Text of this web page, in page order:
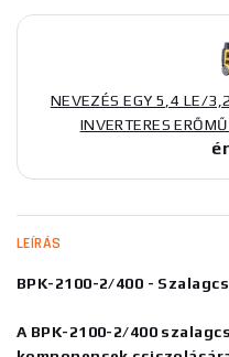
NEVEZÉS EGY 5,4 LE/
INVERTERES
LEÍRÁS
BPK-2100-2/400 -
A BPK-2100-2/400